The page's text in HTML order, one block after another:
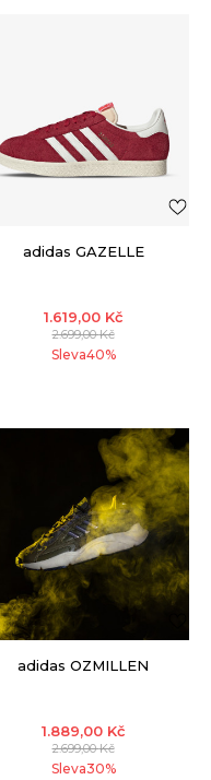
adidas GAZELLE
1.619,00 Kč
2.699,00Kč
Sleva40%
adidas OZMILLEN
1.889,00 Kč
2.699,00Kč
Sleva30%